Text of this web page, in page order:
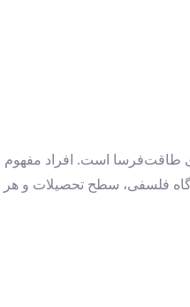
طاقت‌فرسا است. افراد
فلسفی، سطح تحصیلات و